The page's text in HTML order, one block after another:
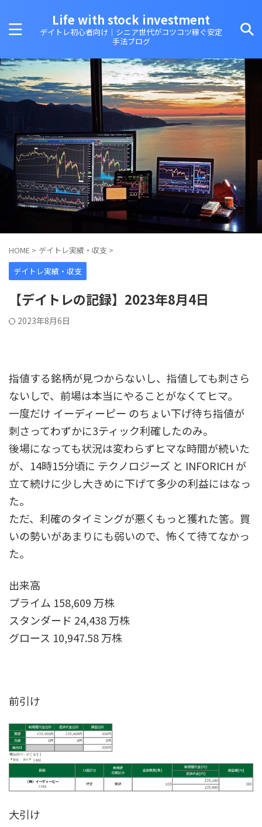
Life with stock investment
デイトレ初心者向け｜シニア世代がコツコツ稼ぐ安定
手法ブログ
HOME > デイトレ実績・収支 >
デイトレ実績・収支
【デイトレの記録】2023年8月4日
2023年8月6日
指値する銘柄が見つからないし、指値しても刺さら
ないしで、前場は本当にやることがなくてヒマ。
一度だけ イーディーピー のちょい下げ待ち指値が
刺さってわずかに3ティック利確したのみ。
後場になっても状況は変わらずヒマな時間が続いた
が、14時15分頃に テクノロジーズ と INFORICH が
立て続けに少し大きめに下げて多少の利益にはなっ
た。
ただ、利確のタイミングが悪くもっと獲れた筈。買
いの勢いがあまりにも弱いので、怖くて待てなかっ
た。
出来高
プライム 158,609 万株
スタンダード 24,438 万株
グロース 10,947.58 万株
前引け
大引け